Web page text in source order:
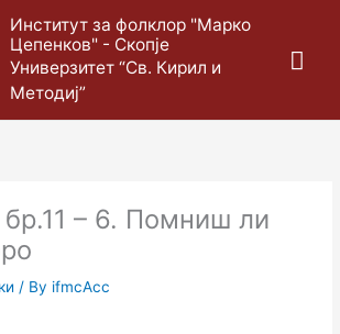
Институт за фолклор "Марко
Цепенков" - Скопје
Универзитет “Св. Кирил и
Методиј”
– 6. Помниш ли
/ By ifmcAcc